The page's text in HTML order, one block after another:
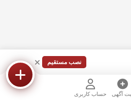
نصب مستقیم
آگهی حساب کاربری